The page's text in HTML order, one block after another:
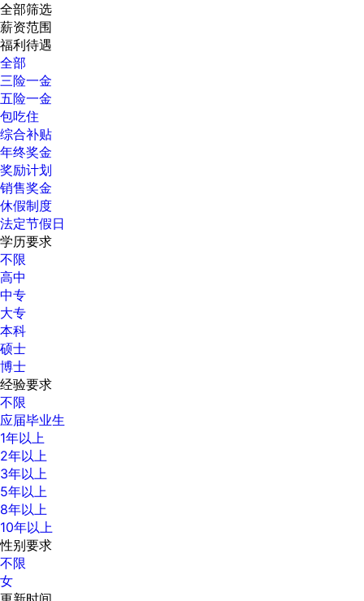
全部筛选
薪资范围
福利待遇
全部
三险一金
五险一金
包吃住
综合补贴
年终奖金
奖励计划
销售奖金
休假制度
法定节假日
学历要求
不限
高中
中专
大专
本科
硕士
博士
经验要求
不限
应届毕业生
1年以上
2年以上
3年以上
5年以上
8年以上
10年以上
性别要求
不限
女